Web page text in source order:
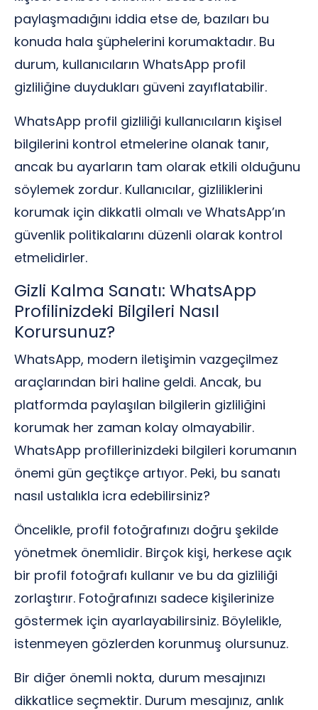
paylaşmadığını iddia etse de, bazıları bu
konuda hala şüphelerini korumaktadır. Bu
durum, kullanıcıların WhatsApp profil
gizliliğine duydukları güveni zayıflatabilir.
WhatsApp profil gizliliği kullanıcıların kişisel
bilgilerini kontrol etmelerine olanak tanır,
ancak bu ayarların tam olarak etkili olduğunu
söylemek zordur. Kullanıcılar, gizliliklerini
korumak için dikkatli olmalı ve WhatsApp’ın
güvenlik politikalarını düzenli olarak kontrol
etmelidirler.
Gizli Kalma Sanatı: WhatsApp
Profilinizdeki Bilgileri Nasıl
Korursunuz?
WhatsApp, modern iletişimin vazgeçilmez
araçlarından biri haline geldi. Ancak, bu
platformda paylaşılan bilgilerin gizliliğini
korumak her zaman kolay olmayabilir.
WhatsApp profillerinizdeki bilgileri korumanın
önemi gün geçtikçe artıyor. Peki, bu sanatı
nasıl ustalıkla icra edebilirsiniz?
Öncelikle, profil fotoğrafınızı doğru şekilde
yönetmek önemlidir. Birçok kişi, herkese açık
bir profil fotoğrafı kullanır ve bu da gizliliği
zorlaştırır. Fotoğrafınızı sadece kişilerinize
göstermek için ayarlayabilirsiniz. Böylelikle,
istenmeyen gözlerden korunmuş olursunuz.
Bir diğer önemli nokta, durum mesajınızı
dikkatlice seçmektir. Durum mesajınız, anlık